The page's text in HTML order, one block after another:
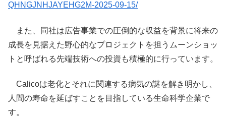
QHNGJNHJAYEHG2M-2025-09-15/
また、同社は広告事業での圧倒的な収益を背景に将来の
成長を見据えた野心的なプロジェクトを担うムーンショッ
トと呼ばれる先端技術への投資も積極的に行っています。
Calicoは老化とそれに関連する病気の謎を解き明かし、
人間の寿命を延ばすことを目指している生命科学企業で
す。